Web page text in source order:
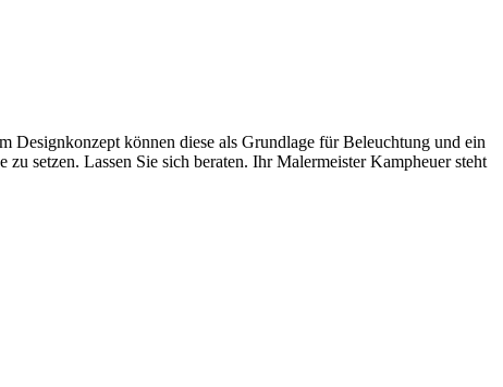
Designkonzept können diese als Grundlage für Beleuchtung und ein
setzen. Lassen Sie sich beraten. Ihr Malermeister Kampheuer steht